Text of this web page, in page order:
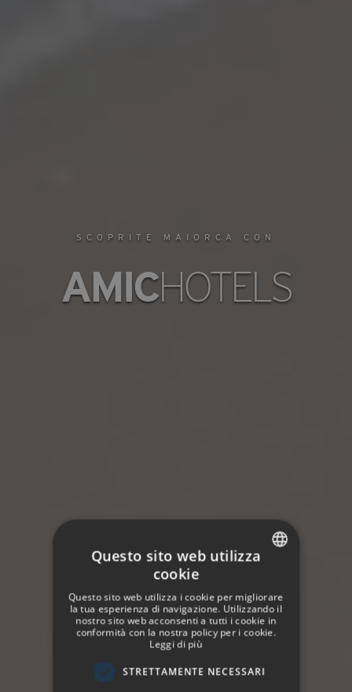
SCOPRITE MAIORCA CON
AMICHOTELS
ENGLISH
GERMAN
Questo sito web utilizza
cookie
Questo sito web utilizza i cookie per migliorare
la tua esperienza di navigazione. Utilizzando il
nostro sito web acconsenti a tutti i cookie in
conformità con la nostra policy per i cookie.
Leggi di più
STRETTAMENTE NECESSARI